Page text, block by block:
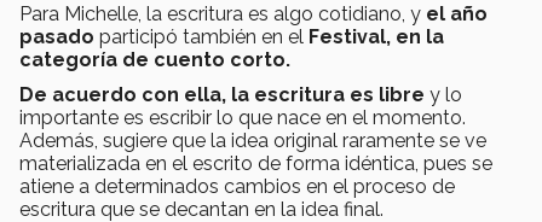
Para Michelle, la escritura es algo cotidiano, y el año
pasado participó también en el Festival, en la
categoría de cuento corto.
De acuerdo con ella, la escritura es libre y lo
importante es escribir lo que nace en el momento.
Además, sugiere que la idea original raramente se ve
materializada en el escrito de forma idéntica, pues se
atiene a determinados cambios en el proceso de
escritura que se decantan en la idea final.